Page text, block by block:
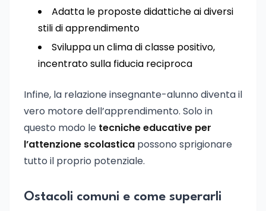
Adatta le proposte didattiche ai diversi
stili di apprendimento
Sviluppa un clima di classe positivo,
incentrato sulla fiducia reciproca
Infine, la relazione insegnante-alunno diventa il
vero motore dell’apprendimento. Solo in
questo modo le tecniche educative per
l’attenzione scolastica possono sprigionare
tutto il proprio potenziale.
Ostacoli comuni e come superarli